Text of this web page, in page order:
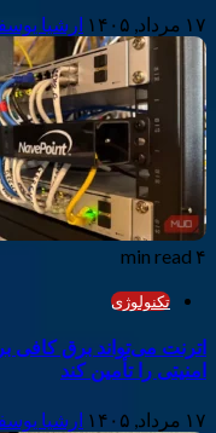
۱۷ مرداد, ۱۴۰۵ ارشیا
۴ min read
تکنولوژی
اترنت می‌تواند برق کافی
امنیتی را تأمین کند
۱۷ مرداد, ۱۴۰۵ ارشیا